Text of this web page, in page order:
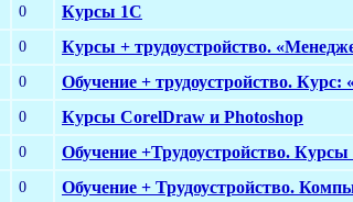
0 Курсы 1С
0 Курсы + трудоустройство.
0 Обучение + трудоустройство. Курс:
0 Курсы CorelDraw и Photoshop
0 Обучение +Трудоустройство.
0 Обучение + Трудоустройство.